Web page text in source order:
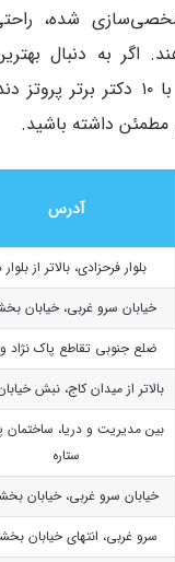
شده،
اگر به دنبال
مطلب را بخوانید تا با ۱۰
مطمئن داشته باشید.
آدرس
بلوار فرحزادی، بالاتر از بلوار
خیابان سرو غربی، خیابان
ضلع جنوبی تقاطع پاک نژاد و
بالاتر از میدان کاج، نبش
بین مدیریت و دریا، ساختمان
ستاره
خیابان سرو غربی، خیابان
سرو غربی، انتهای خیابان